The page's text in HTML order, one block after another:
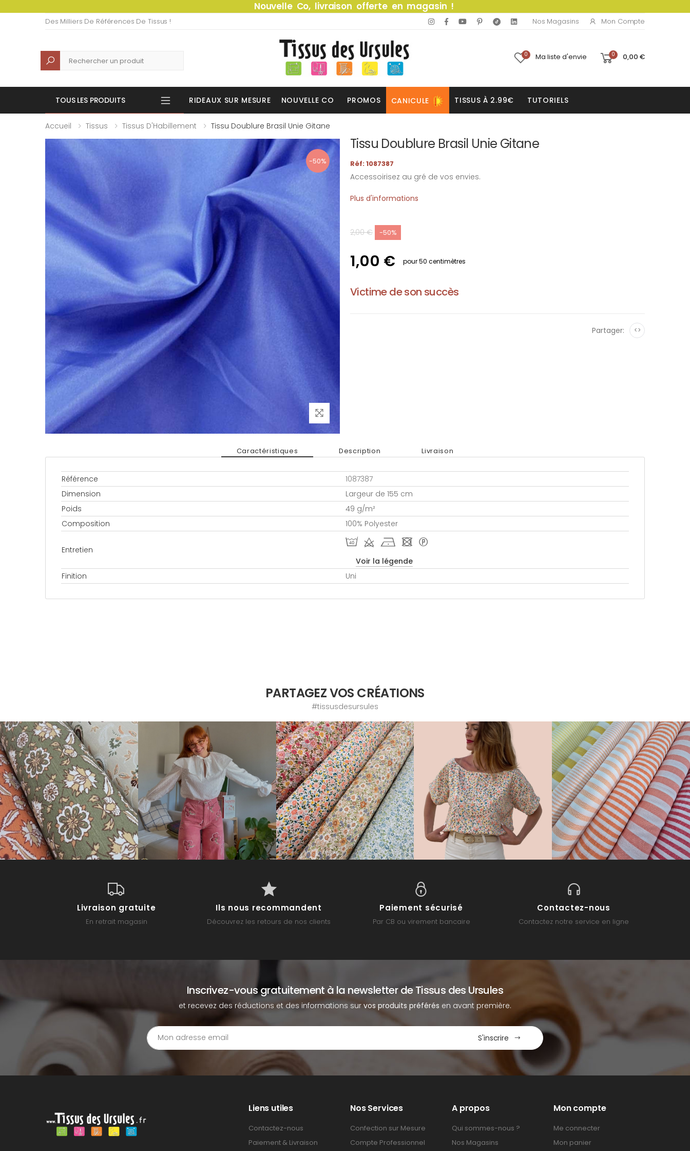
Nouvelle Co, livraison offerte en magasin !
Des Milliers De Références De Tissus ! Nos Magasins Mon Compte
Recherche 0 Ma liste d'envie 0 0,00 €
TOUS LES PRODUITS RIDEAUX SUR MESURE NOUVELLE CO PROMOS CANICULE TISSUS À 2.99€ TUTORIELS
Accueil Tissus Tissus D'Habillement Tissu Doublure Brasil Unie Gitane
-50%
Tissu Doublure Brasil Unie Gitane
Réf: 1087387
Accessoirisez au gré de vos envies.
Plus d'informations
2,00 € -50%
1,00 € pour 50 centimètres
Victime de son succès
Partager: <>
Caractéristiques Description Livraison
Référence
1087387
Dimension
Largeur de 155 cm
Poids
49 g/m²
Composition
100% Polyester
Entretien
I d h - *
Voir la légende
Finition
Uni
PARTAGEZ VOS CRÉATIONS
#tissusdesursules
Livraison gratuite
En retrait magasin
Ils nous recommandent
Découvrez les retours de nos clients
Paiement sécurisé
Par CB ou virement bancaire
Contactez-nous
Contactez notre service en ligne
Inscrivez-vous gratuitement à la newsletter de Tissus des Ursules
et recevez des réductions et des informations survos produits préférés en avant première.
S'inscrire
Liens utiles
Contactez-nous
Paiement & Livraison
Nos Services
Confection sur Mesure
Compte Professionnel
A propos
Qui sommes-nous ?
Nos Magasins
Mon compte
Me connecter
Mon panier